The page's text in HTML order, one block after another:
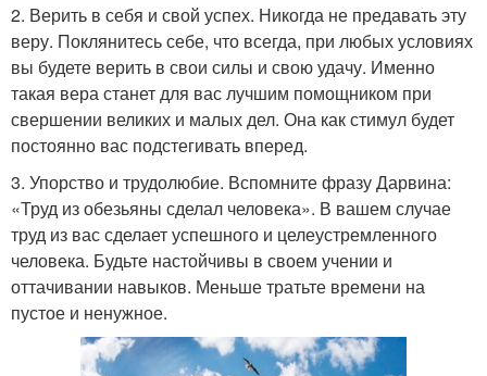
2. Верить в себя и свой успех. Никогда не предавать эту
веру. Поклянитесь себе, что всегда, при любых условиях
вы будете верить в свои силы и свою удачу. Именно
такая вера станет для вас лучшим помощником при
свершении великих и малых дел. Она как стимул будет
постоянно вас подстегивать вперед.
3. Упорство и трудолюбие. Вспомните фразу Дарвина:
«Труд из обезьяны сделал человека». В вашем случае
труд из вас сделает успешного и целеустремленного
человека. Будьте настойчивы в своем учении и
оттачивании навыков. Меньше тратьте времени на
пустое и ненужное.